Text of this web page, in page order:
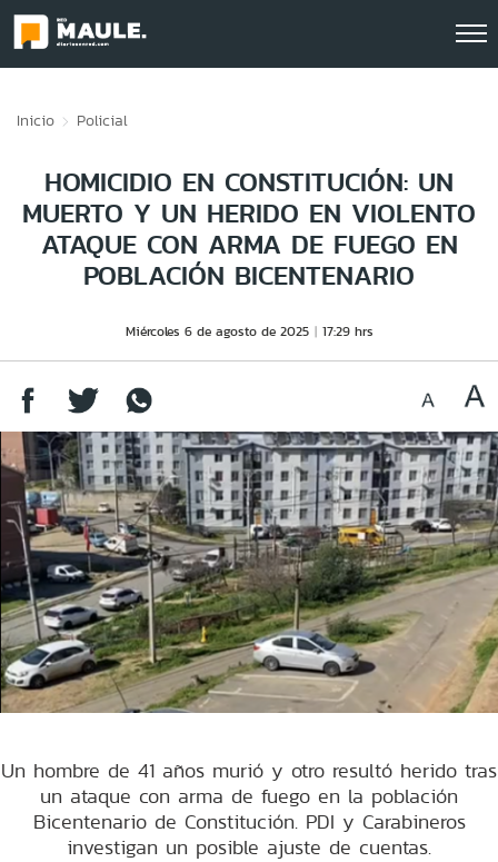
Inicio Policial
HOMICIDIO EN CONSTITUCIÓN: UN
MUERTO Y UN HERIDO EN VIOLENTO
ATAQUE CON ARMA DE FUEGO EN
POBLACIÓN BICENTENARIO
Miércoles 6 de agosto de 2025 17:29 hrs
Un hombre de 41 años murió y otro resultó herido tras
un ataque con arma de fuego en la población
Bicentenario de Constitución. PDI y Carabineros
investigan un posible ajuste de cuentas.